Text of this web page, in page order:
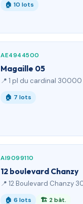
🏠 10 lots
AE4944500
Magaille 05
📍 1 pl du cardinal 30000
🏠 7 lots
AI9099110
12 boulevard Chanzy
📍 12 Boulevard Chanzy
🏠 6 lots 🏗 2 bât.